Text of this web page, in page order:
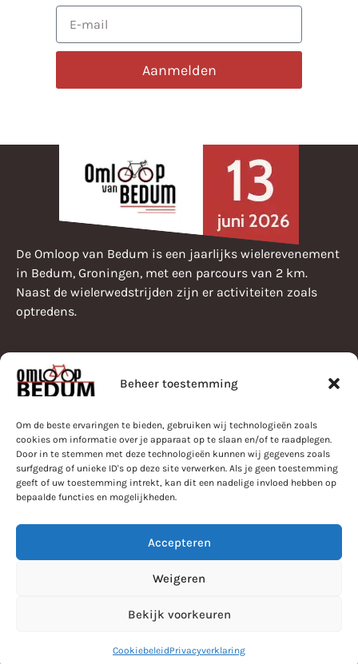
Beheer toestemming
Om de beste ervaringen te bieden, gebruiken wij technologieën zoals
cookies om informatie over je apparaat op te slaan en/of te raadplegen.
Door in te stemmen met deze technologieën kunnen wij gegevens zoals
surfgedrag of unieke ID's op deze site verwerken. Als je geen toestemming
geeft of uw toestemming intrekt, kan dit een nadelige invloed hebben op
bepaalde functies en mogelijkheden.
Accepteren
Weigeren
Bekijk voorkeuren
CookiebeleidPrivacyverklaring
Aanmelden
De Omloop van Bedum is een jaarlijks wielerevenement
in Bedum, Groningen, met een parcours van 2 km.
Naast de wielerwedstrijden zijn er activiteiten zoals
optredens.
Pearle Omloop van Bedum
Parcours
Informatie
Nieuws
Uitslagen
Contact
CookiesPowered by Anura